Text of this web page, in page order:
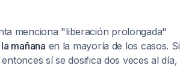
menciona "liberación prolongada"
mañana en la mayoría de los casos. Si
sí se dosifica dos veces al día,